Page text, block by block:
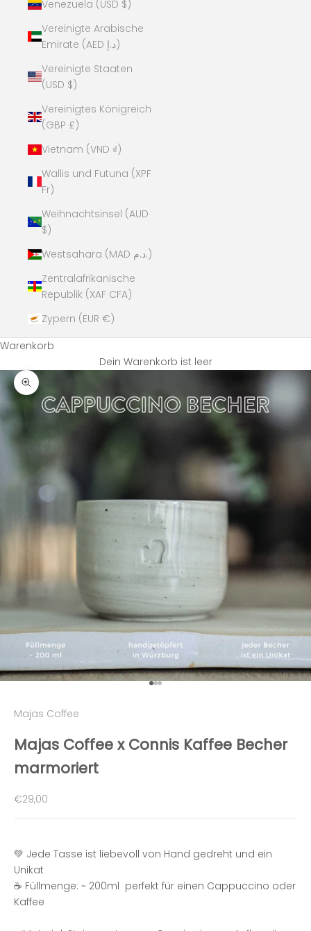
Venezuela (USD $)
Vereinigte Arabische
Emirate (AED د.إ)
Vereinigte Staaten
(USD $)
Vereinigtes Königreich
(GBP £)
Vietnam (VND ₫)
Wallis und Futuna (XPF
Fr)
Weihnachtsinsel (AUD
$)
Westsahara (MAD د.م.)
Zentralafrikanische
Republik (XAF CFA)
Zypern (EUR €)
Warenkorb
Dein Warenkorb ist leer
Bild vergrößern
Gehe zu Element 1
Gehe zu Element 2
Gehe zu Element 3
Majas Coffee
Majas Coffee x Connis Kaffee Becher
marmoriert
Angebot
€29,00
💚 Jede Tasse ist liebevoll von Hand gedreht und ein
Unikat
☕ Füllmenge: ~ 200ml perfekt für einen Cappuccino oder
Kaffee